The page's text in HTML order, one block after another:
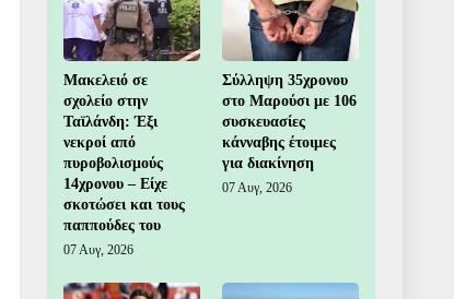
Μακελειό σε
σχολείο στην
Ταϊλάνδη: Έξι
νεκροί από
πυροβολισμούς
14χρονου – Είχε
σκοτώσει και τους
παππούδες του
07 Αυγ, 2026
Σύλληψη 35χρονου
στο Μαρούσι με 106
συσκευασίες
κάνναβης έτοιμες
για διακίνηση
07 Αυγ, 2026